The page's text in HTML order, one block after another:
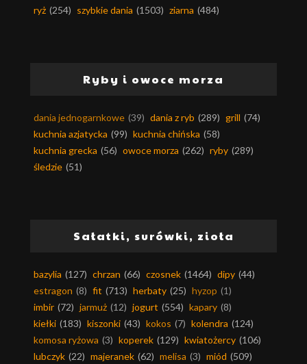
ryż (254) szybkie dania (1503) ziarna (484)
Ryby i owoce morza
dania jednogarnkowe (39) dania z ryb (289) grill (74)
kuchnia azjatycka (99) kuchnia chińska (58)
kuchnia grecka (56) owoce morza (262) ryby (289)
śledzie (51)
Sałatki, surówki, zioła
bazylia (127) chrzan (66) czosnek (1464) dipy (44)
estragon (8) fit (713) herbaty (25) hyzop (1)
imbir (72) jarmuż (12) jogurt (554) kapary (8)
kiełki (183) kiszonki (43) kokos (7) kolendra (124)
komosa ryżowa (3) koperek (129) kwiatożercy (106)
lubczyk (22) majeranek (62) melisa (3) miód (509)